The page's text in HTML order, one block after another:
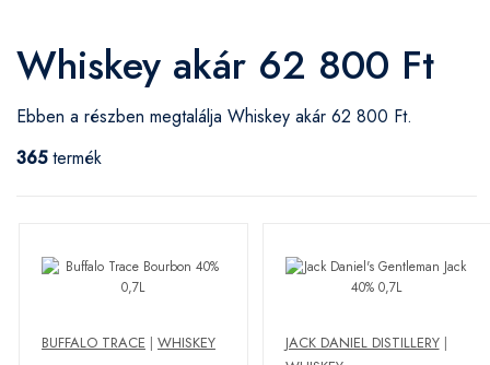
Whiskey akár 62 800 Ft
Ebben a részben megtalálja Whiskey akár 62 800 Ft.
365termék
BUFFALO TRACE | WHISKEY JACK DANIEL DISTILLERY|